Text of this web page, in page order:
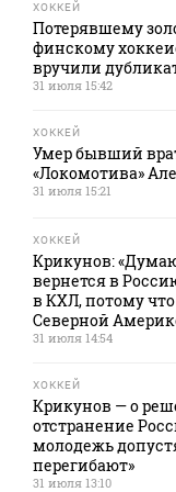
ХОККЕЙ
Потерявшему
финскому
вручили
31 июля 15:42
ХОККЕЙ
Умер бывший
«Локомотива»
31 июля 15:21
ХОККЕЙ
Крикунов:
вернется в
в КХЛ, потому
Северной
31 июля 14:54
ХОККЕЙ
Крикунов — о
отстранение
молодежь
перегибают»
31 июля 13:10